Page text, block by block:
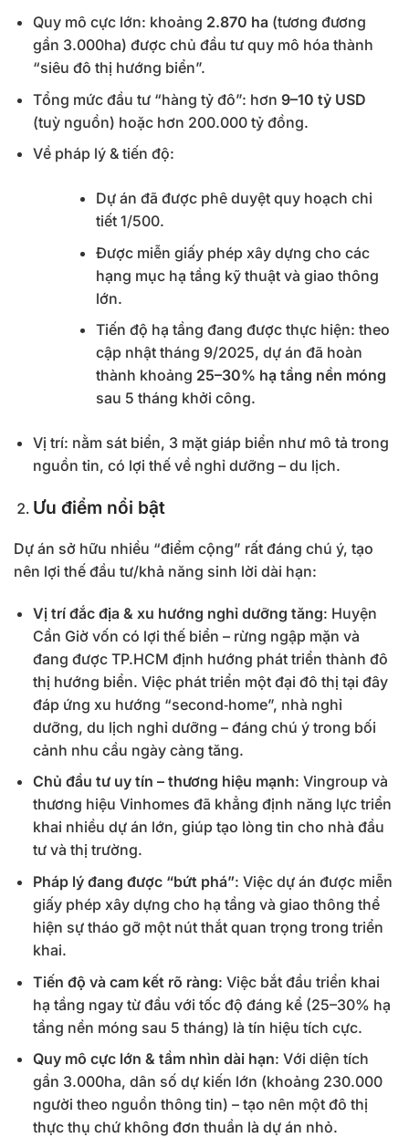
Quy mô cực lớn: khoảng 2.870 ha (tương đương
gần 3.000ha) được chủ đầu tư quy mô hóa thành
“siêu đô thị hướng biển”.
Tổng mức đầu tư “hàng tỷ đô”: hơn 9–10 tỷ USD
(tuỳ nguồn) hoặc hơn 200.000 tỷ đồng.
Về pháp lý & tiến độ:
Dự án đã được phê duyệt quy hoạch chi
tiết 1/500.
Được miễn giấy phép xây dựng cho các
hạng mục hạ tầng kỹ thuật và giao thông
lớn.
Tiến độ hạ tầng đang được thực hiện: theo
cập nhật tháng 9/2025, dự án đã hoàn
thành khoảng 25–30% hạ tầng nền móng
sau 5 tháng khởi công.
Vị trí: nằm sát biển, 3 mặt giáp biển như mô tả trong
nguồn tin, có lợi thế về nghỉ dưỡng – du lịch.
Ưu điểm nổi bật
Dự án sở hữu nhiều “điểm cộng” rất đáng chú ý, tạo
nên lợi thế đầu tư/khả năng sinh lời dài hạn:
Vị trí đắc địa & xu hướng nghỉ dưỡng tăng: Huyện
Cần Giờ vốn có lợi thế biển – rừng ngập mặn và
đang được TP.HCM định hướng phát triển thành đô
thị hướng biển. Việc phát triển một đại đô thị tại đây
đáp ứng xu hướng “second‐home”, nhà nghỉ
dưỡng, du lịch nghỉ dưỡng – đáng chú ý trong bối
cảnh nhu cầu ngày càng tăng.
Chủ đầu tư uy tín – thương hiệu mạnh: Vingroup và
thương hiệu Vinhomes đã khẳng định năng lực triển
khai nhiều dự án lớn, giúp tạo lòng tin cho nhà đầu
tư và thị trường.
Pháp lý đang được “bứt phá”: Việc dự án được miễn
giấy phép xây dựng cho hạ tầng và giao thông thể
hiện sự tháo gỡ một nút thắt quan trọng trong triển
khai.
Tiến độ và cam kết rõ ràng: Việc bắt đầu triển khai
hạ tầng ngay từ đầu với tốc độ đáng kể (25–30% hạ
tầng nền móng sau 5 tháng) là tín hiệu tích cực.
Quy mô cực lớn & tầm nhìn dài hạn: Với diện tích
gần 3.000ha, dân số dự kiến lớn (khoảng 230.000
người theo nguồn thông tin) – tạo nên một đô thị
thực thụ chứ không đơn thuần là dự án nhỏ.